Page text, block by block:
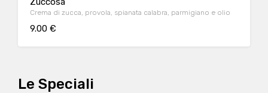
Crema di zucca, provola, spianata calabra, parmigiano e olio
9.00 €
Le Speciali